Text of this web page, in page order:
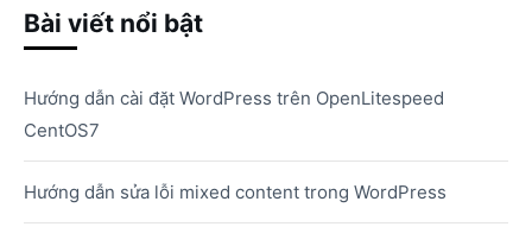
Bài viết nổi bật
Hướng dẫn cài đặt WordPress trên OpenLitespeed
CentOS7
Hướng dẫn sửa lỗi mixed content trong WordPress